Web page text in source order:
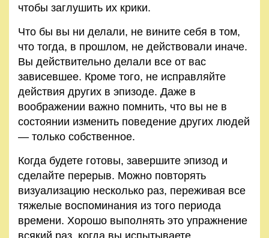
чтобы заглушить их крики.
Что бы вы ни делали, не вините себя в том,
что тогда, в прошлом, не действовали иначе.
Вы действительно делали все от вас
зависевшее. Кроме того, не исправляйте
действия других в эпизоде. Даже в
воображении важно помнить, что вы не в
состоянии изменить поведение других людей
— толь­ко собственное.
Когда будете готовы, завершите эпизод и
сделайте пере­рыв. Можно повторять
визуализацию несколько раз, пере­живая все
тяжелые воспоминания из того периода
времени. Хорошо выполнять это упражнение
всякий раз, когда вы испытываете